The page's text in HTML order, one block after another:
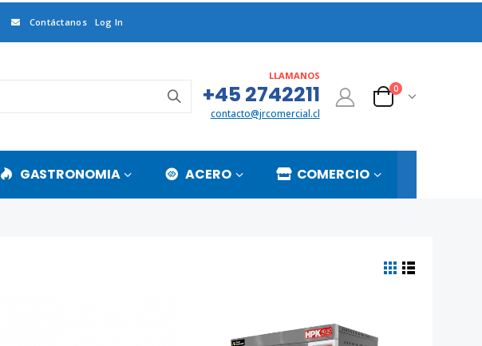
Contáctanos Log In
LLAMANOS
+45 2742211
contacto@jrcomercial.cl
0
GASTRONOMIA ACERO COMERCIO